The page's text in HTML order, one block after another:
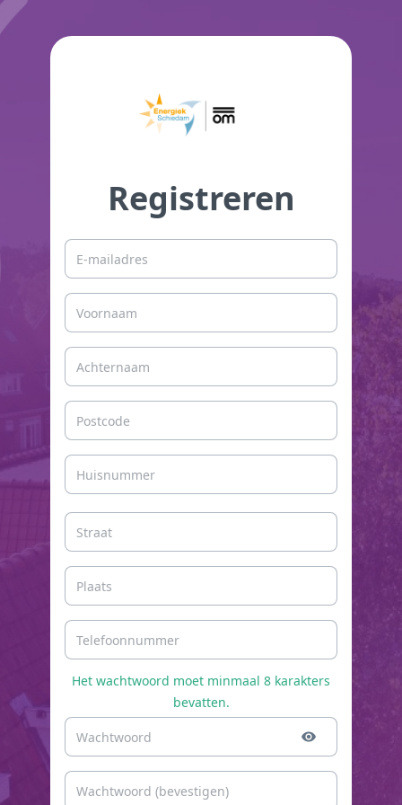
Registreren
Het wachtwoord moet minmaal 8 karakters
bevatten.